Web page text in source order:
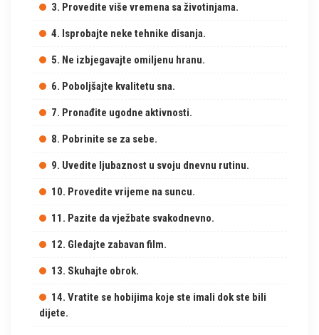
3. Provedite više vremena sa životinjama.
4. Isprobajte neke tehnike disanja.
5. Ne izbjegavajte omiljenu hranu.
6. Poboljšajte kvalitetu sna.
7. Pronađite ugodne aktivnosti.
8. Pobrinite se za sebe.
9. Uvedite ljubaznost u svoju dnevnu rutinu.
10. Provedite vrijeme na suncu.
11. Pazite da vježbate svakodnevno.
12. Gledajte zabavan film.
13. Skuhajte obrok.
14. Vratite se hobijima koje ste imali dok ste bili
dijete.